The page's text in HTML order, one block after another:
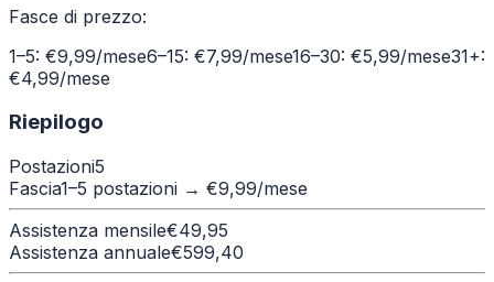
Fasce di prezzo:
1–5: €9,99/mese6–15: €7,99/mese16–30: €5,99/mese31+:
€4,99/mese
Riepilogo
Postazioni5
Fascia1–5 postazioni → €9,99/mese
Assistenza mensile€49,95
Assistenza annuale€599,40